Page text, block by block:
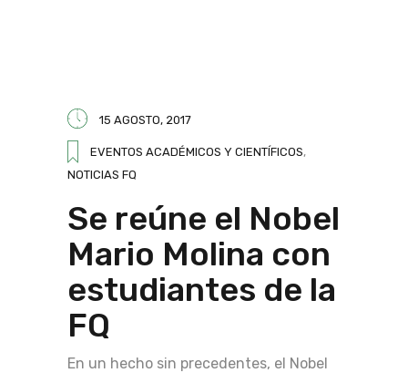
15 AGOSTO, 2017
EVENTOS ACADÉMICOS Y CIENTÍFICOS,
NOTICIAS FQ
Se reúne el Nobel
Mario Molina con
estudiantes de la
FQ
En un hecho sin precedentes, el Nobel